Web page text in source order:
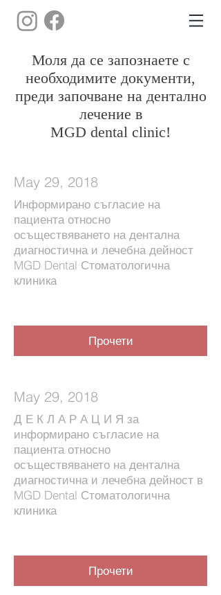
Моля да се запознаете с
необходимите документи,
преди започване на дентално
лечение в
MGD dental clinic!
May 29, 2018
Информирано съгласие на
пациента относно
осъществяването на дентална
диагностична и лечебна дейност
MGD Dental Стоматологична
клиника
Прочети
May 29, 2018
Д Е К Л А Р А Ц И Я за
информирано съгласие на
пациента относно
осъществяването на дентална
диагностична и лечебна дейност в
MGD Dental Стоматологична
клиника
Прочети